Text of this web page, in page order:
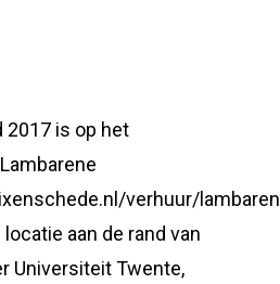
2017 is op het
verhuur/
aan de rand van
Universiteit Twente,